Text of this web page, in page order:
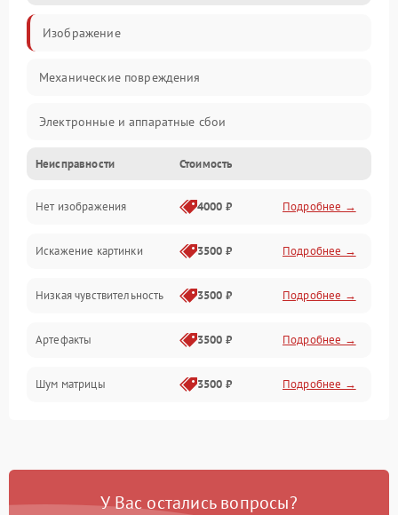
Изображение
Механические повреждения
Электронные и аппаратные сбои
Неисправности сенсора и оптики
Программные ошибки
Электропитание
Измерения
Матрица
Проблемы питания
Неисправности Стоимость
Нет изображения 4000 ₽ Подробнее →
Искажение картинки 3500 ₽ Подробнее →
Низкая чувствительность 3500 ₽ Подробнее →
Артефакты 3500 ₽ Подробнее →
Шум матрицы 3500 ₽ Подробнее →
У Вас остались вопросы?